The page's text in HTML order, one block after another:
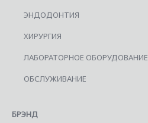
ЭНДОДОНТИЯ
ХИРУРГИЯ
ЛАБОРАТОРНОЕ ОБОРУДОВАНИЕ
ОБСЛУЖИВАНИЕ
БРЭНД